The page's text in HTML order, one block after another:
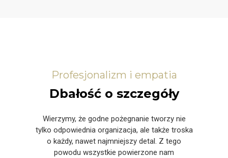
Profesjonalizm i empatia
Dbałość o szczegóły
Wierzymy, że godne pożegnanie tworzy nie
tylko odpowiednia organizacja, ale także troska
o każdy, nawet najmniejszy detal. Z tego
powodu wszystkie powierzone nam